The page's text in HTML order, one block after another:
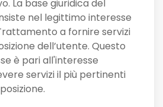
La base giuridica del
nel legittimo interesse
a fornire servizi
dell’utente. Questo
è pari all'interesse
servizi il più pertinenti